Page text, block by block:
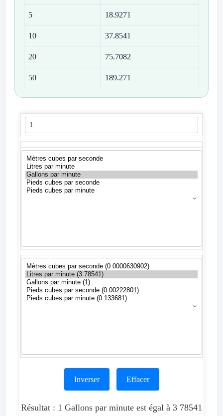
5 18.9271
10 37.8541
20 75.7082
50 189.271
Inverser Effacer
Résultat : 1 Gallons par minute est égal à 3 78541